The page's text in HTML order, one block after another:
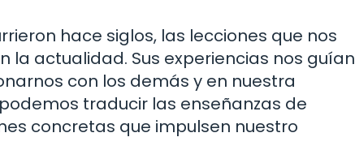
hace siglos, las lecciones que nos
la actualidad. Sus experiencias nos guían
con los demás y en nuestra
traducir las enseñanzas de
concretas que impulsen nuestro